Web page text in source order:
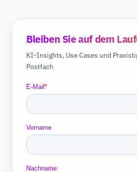
Bleiben Sie auf dem
KI-Insights, Use Cases und
Postfach